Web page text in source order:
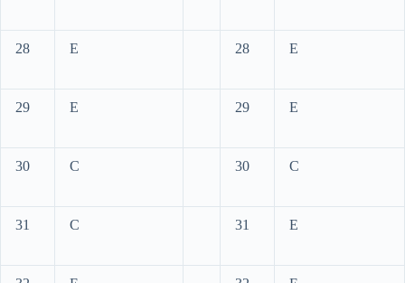
28 E 28 E
29 E 29 E
30 C 30 C
31 C 31 E